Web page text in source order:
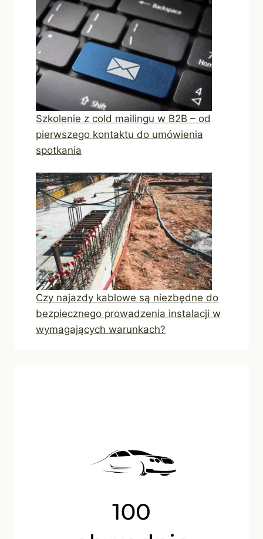
Szkolenie z cold mailingu w B2B – od
pierwszego kontaktu do umówienia
spotkania
Czy najazdy kablowe są niezbędne do
bezpiecznego prowadzenia instalacji w
wymagających warunkach?